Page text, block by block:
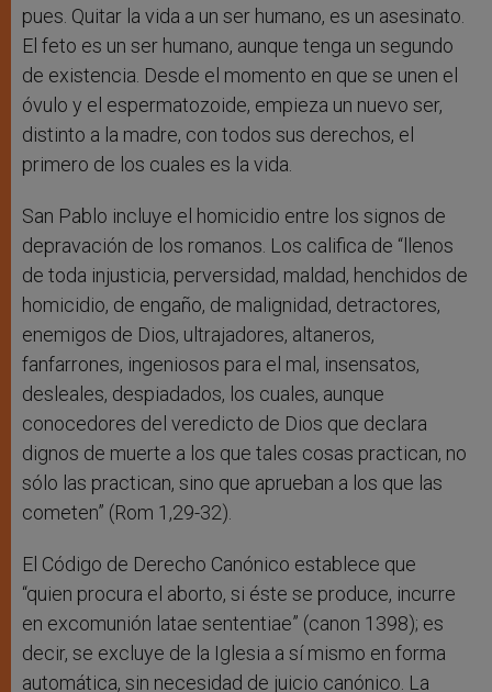
pues. Quitar la vida a un ser humano, es un asesinato.
El feto es un ser humano, aunque tenga un segundo
de existencia. Desde el momento en que se unen el
óvulo y el espermatozoide, empieza un nuevo ser,
distinto a la madre, con todos sus derechos, el
primero de los cuales es la vida.
San Pablo incluye el homicidio entre los signos de
depravación de los romanos. Los califica de “llenos
de toda injusticia, perversidad, maldad, henchidos de
homicidio, de engaño, de malignidad, detractores,
enemigos de Dios, ultrajadores, altaneros,
fanfarrones, ingeniosos para el mal, insensatos,
desleales, despiadados, los cuales, aunque
conocedores del veredicto de Dios que declara
dignos de muerte a los que tales cosas practican, no
sólo las practican, sino que aprueban a los que las
cometen” (Rom 1,29-32).
El Código de Derecho Canónico establece que
“quien procura el aborto, si éste se produce, incurre
en excomunión latae sententiae” (canon 1398); es
decir, se excluye de la Iglesia a sí mismo en forma
automática, sin necesidad de juicio canónico. La